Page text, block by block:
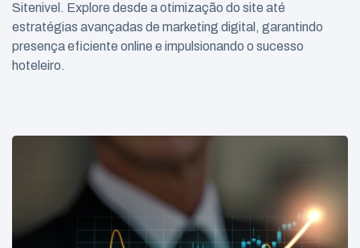
Sitenivel. Explore desde a otimização do site até
estratégias avançadas de marketing digital, garantindo
presença eficiente online e impulsionando o sucesso
hoteleiro.